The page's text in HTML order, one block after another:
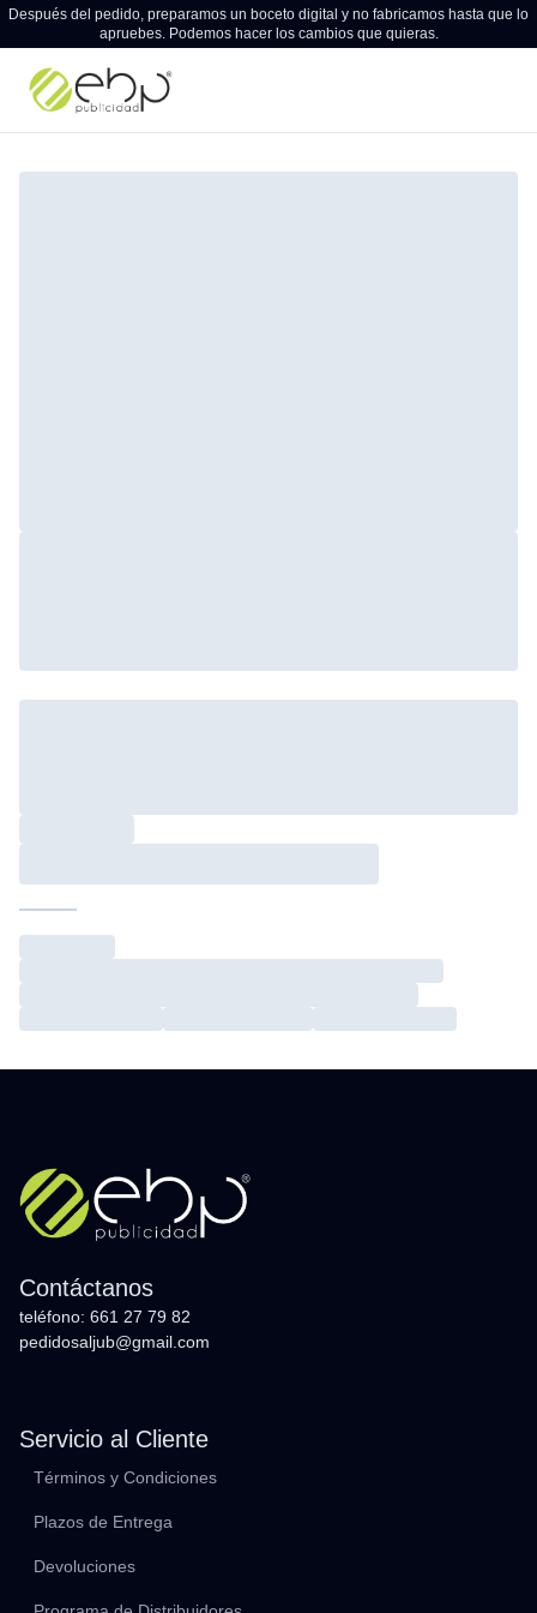
Después del pedido, preparamos un boceto digital y no fabricamos hasta que lo
apruebes. Podemos hacer los cambios que quieras.
Contáctanos
teléfono: 661 27 79 82
pedidosaljub@gmail.com
Servicio al Cliente
Términos y Condiciones
Plazos de Entrega
Devoluciones